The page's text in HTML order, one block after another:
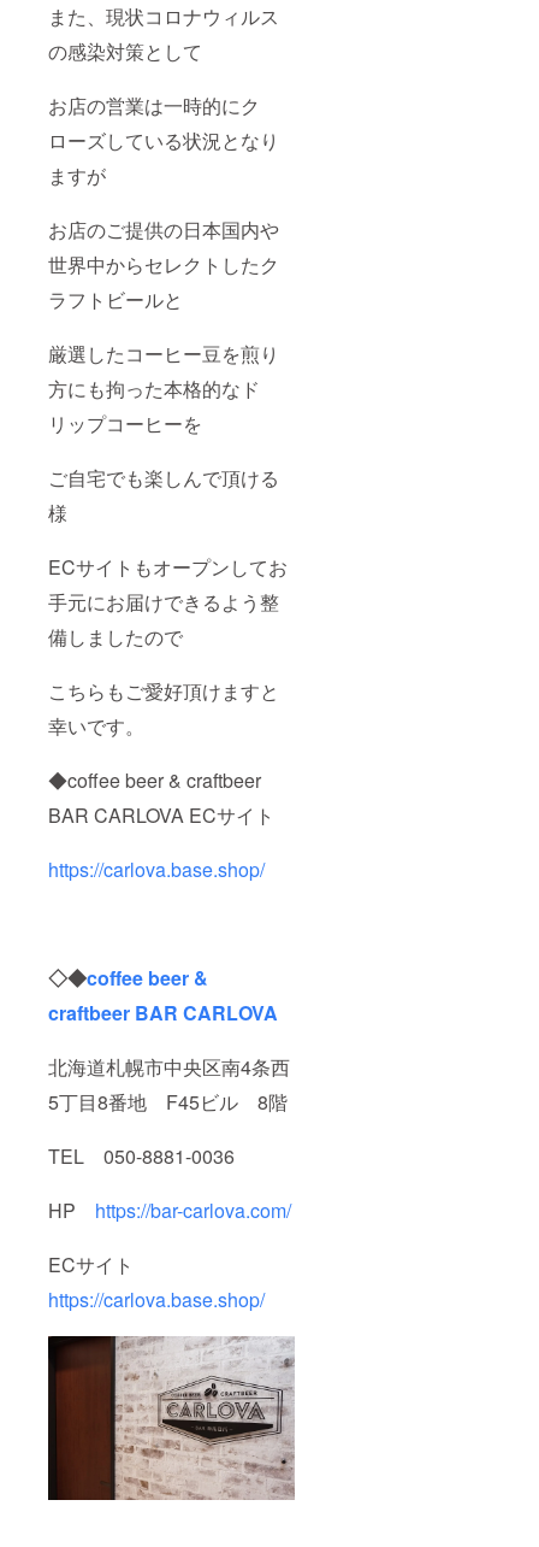
また、現状コロナウィルス
の感染対策として
お店の営業は一時的にク
ローズしている状況となり
ますが
お店のご提供の日本国内や
世界中からセレクトしたク
ラフトビールと
厳選したコーヒー豆を煎り
方にも拘った本格的なド
リップコーヒーを
ご自宅でも楽しんで頂ける
様
ECサイトもオープンしてお
手元にお届けできるよう整
備しましたので
こちらもご愛好頂けますと
幸いです。
◆coffee beer & craftbeer
BAR CARLOVA ECサイト
https://carlova.base.shop/
◇◆coffee beer &
craftbeer BAR CARLOVA
北海道札幌市中央区南4条西
5丁目8番地 F45ビル 8階
TEL 050-8881-0036
HP https://bar-carlova.com/
ECサイト
https://carlova.base.shop/